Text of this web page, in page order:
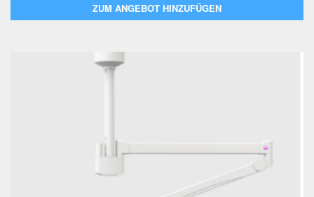
ZUM ANGEBOT HINZUFÜGEN